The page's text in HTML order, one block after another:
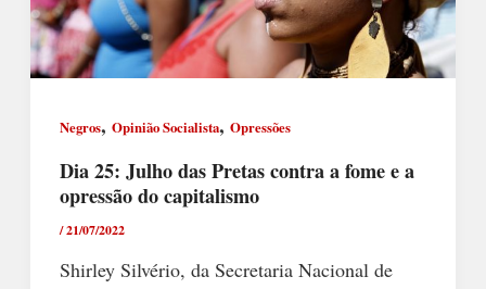
Negros, Opinião Socialista, Opressões
Dia 25: Julho das Pretas contra a fome e a
opressão do capitalismo
/21/07/2022
Shirley Silvério, da Secretaria Nacional de